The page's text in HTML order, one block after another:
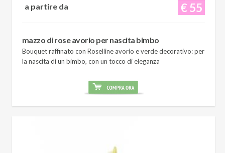
€ 55
a partire da
mazzo di rose avorio per nascita bimbo
Bouquet raffinato con Roselline avorio e verde decorativo: per
la nascita di un bimbo, con un tocco di eleganza